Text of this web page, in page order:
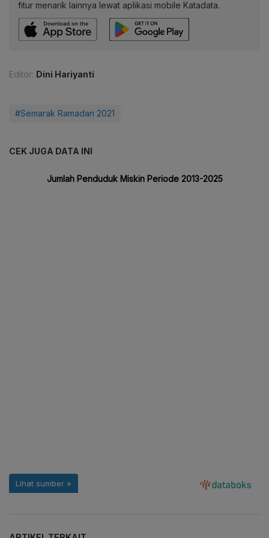
fitur menarik lainnya lewat aplikasi mobile Katadata.
Editor: Dini Hariyanti
#Semarak Ramadan 2021
CEK JUGA DATA INI